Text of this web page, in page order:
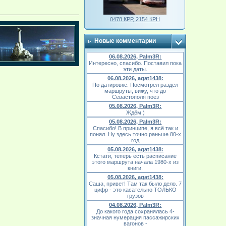
0478 КРР, 2154 КРН
Новые комментарии
06.08.2026, Palm3R:
Интересно, спасибо. Поставил пока
эти даты.
06.08.2026, agat1438:
По датировке. Посмотрел раздел
маршруты, вижу, что до
Севастополя поез
05.08.2026, Palm3R:
Ждём )
05.08.2026, Palm3R:
Спасибо! В принципе, я всё так и
понял. Ну здесь точно раньше 80-х
год
05.08.2026, agat1438:
Кстати, теперь есть расписание
этого маршрута начала 1980-х из
книги.
05.08.2026, agat1438:
Саша, привет! Там так было дело. 7
цифр - это касательно ТОЛЬКО
грузов
04.08.2026, Palm3R:
До какого года сохранялась 4-
значная нумерация пассажирских
вагонов -